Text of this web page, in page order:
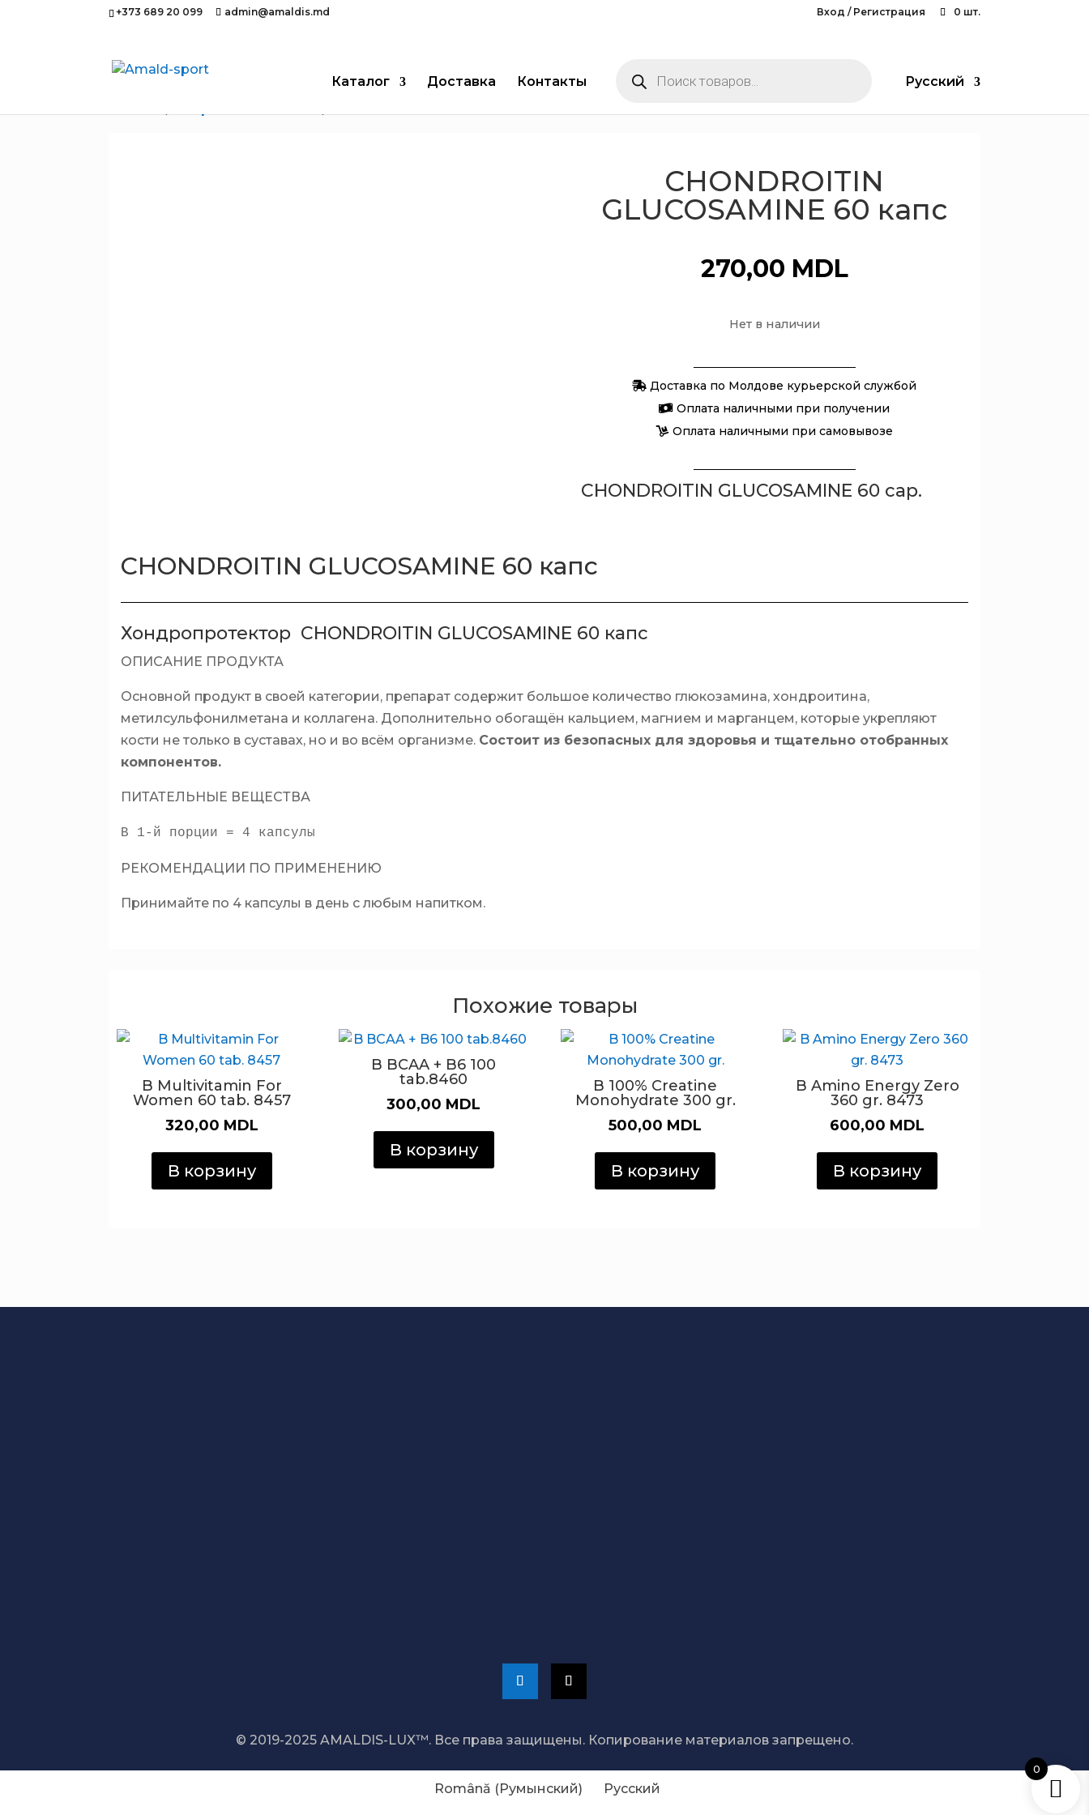
+373 689 20 099 admin@amaldis.md Вход / Регистрация 0 шт.
Каталог Доставка Контакты товаров
Русский
CHONDROITIN
GLUCOSAMINE 60 капс
270,00 MDL
Нет в наличии
Доставка по Молдове курьерской службой
Оплата наличными при получении
Оплата наличными при самовывозе
CHONDROITIN GLUCOSAMINE 60 cap.
CHONDROITIN GLUCOSAMINE 60 капс
Хондропротектор CHONDROITIN GLUCOSAMINE 60 капс
ОПИСАНИЕ ПРОДУКТА
Основной продукт в своей категории, препарат содержит большое количество глюкозамина, хондроитина,
метилсульфонилметана и коллагена. Дополнительно обогащён кальцием, магнием и марганцем, которые укрепляют
кости не только в суставах, но и во всём организме. Состоит из безопасных для здоровья и тщательно отобранных
компонентов.
ПИТАТЕЛЬНЫЕ ВЕЩЕСТВА
В 1-й порции = 4 капсулы
РЕКОМЕНДАЦИИ ПО ПРИМЕНЕНИЮ
Принимайте по 4 капсулы в день с любым напитком.
Похожие товары
B Multivitamin For
Women 60 tab. 8457
320,00 MDL
В корзину
B BCAA + B6 100
tab.8460
300,00 MDL
В корзину
B 100% Creatine
Monohydrate 300 gr.
500,00 MDL
В корзину
B Amino Energy Zero
360 gr. 8473
600,00 MDL
В корзину
© 2019-2025 AMALDIS-LUX™. Все права защищены. Копирование материалов запрещено.
0
Română (Румынский) Русский